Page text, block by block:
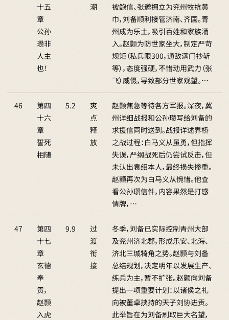
十五
章
公孙
瓒非
人主
也！
潮
被鲍信、张邈拥立为兖州牧抗黄
巾，刘备顺利接管济南、齐国。青
州成为乐土，吸引百姓和家族涌
入。赵颢为防世家坐大，制定严苛
规矩（私兵限300，通敌满门抄斩
等），态度强硬，不惜动用武力（张
飞）威慑，导致部分世家观望。…
46
第四
十六
章
誓死
相随
5.2
爽
点
释
放
赵颢焦急等待各方军报。深夜，冀
州详细战报和公孙瓒写给刘备的
求援信同时送到。战报详述界桥
之战过程：白马义从虽勇，但指挥
失误，严纲战死后仍尝试反击，但
未认出袁绍本人，最终损失惨重。
赵颢再次为白马义从惋惜。他查
看公孙瓒信件，内容果然是打感
情牌，…
47
第四
十七
章
玄德
奉
贡，
赵颢
入虎
9.9
过
渡
衔
接
冬季，刘备已实际控制青州大部
及兖州济北郡，形成乐安、北海、
济北三城犄角之势。赵颢与刘备
总结规划，决定明年以发展生产、
练兵为主，暂不扩张。赵颢向刘备
提出一项重要计划：以诸侯之礼
向被董卓挟持的天子刘协进贡。
此举旨在为刘备刷取巨大名望，